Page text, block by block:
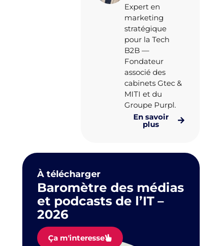
Expert en
marketing
stratégique
pour la Tech
B2B —
Fondateur
associé des
cabinets Gtec &
MITI et du
Groupe Purpl.
En savoir
plus
À télécharger
Baromètre des médias
et podcasts de l’IT –
2026
Ça m'interesse